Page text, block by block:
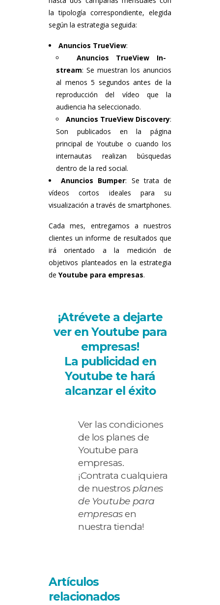
la tipología correspondiente, elegida
según la estrategia seguida:
Anuncios TrueView:
Anuncios TrueView In-
stream: Se muestran los anuncios
al menos 5 segundos antes de la
reproducción del vídeo que la
audiencia ha seleccionado.
Anuncios TrueView Discovery:
Son publicados en la página
principal de Youtube o cuando los
internautas realizan búsquedas
dentro de la red social.
Anuncios Bumper: Se trata de
vídeos cortos ideales para su
visualización a través de smartphones.
Cada mes, entregamos a nuestros
clientes un informe de resultados que
irá orientado a la medición de
objetivos planteados en la estrategia
de Youtube para empresas.
¡Atrévete a dejarte
ver en Youtube para
empresas!
La publicidad en
Youtube te hará
alcanzar el éxito
Ver las condiciones
de los planes de
Youtube para
empresas.
¡Contrata cualquiera
de nuestros planes
de Youtube para
empresasen
nuestra tienda!
Artículos
relacionados